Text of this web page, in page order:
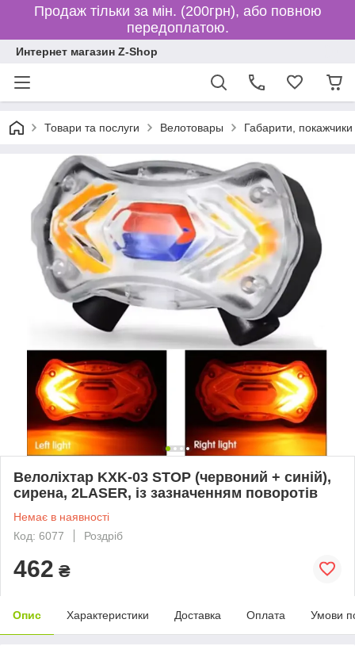
Продаж тільки за мін. (200грн), або повною
передоплатою.
Интернет магазин Z-Shop
Товари та послуги Велотовары Габарити, покажчики
Велоліхтар KXK-03 STOP (червоний + синій),
сирена, 2LASER, із зазначенням поворотів
Немає в наявності
Код: 6077
Роздріб
462 ₴
Опис Характеристики Доставка Оплата Умови